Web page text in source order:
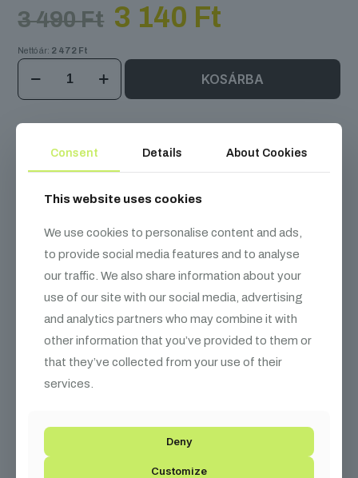
3 490Ft Original
price
3490 Ft.
3 140 Ft
3
140 Ft.
Nettó ár: 2 472 Ft
XLR
1m
mennyiség
KOSÁRBA
Leírás
XLR kábel
Jelölő szín: Narancs
A termék csomagolás tartalmazza a
kábelkötegelőt.
Kapcsolódótermékek
Consent Details About Cookies
This website uses cookies
We use cookies to personalise content and ads,
to provide social media features and to analyse
our traffic. We also share information about your
use of our site with our social media, advertising
and analytics partners who may combine it with
other information that you’ve provided to them or
that they’ve collected from your use of their
services.
Deny
Customize